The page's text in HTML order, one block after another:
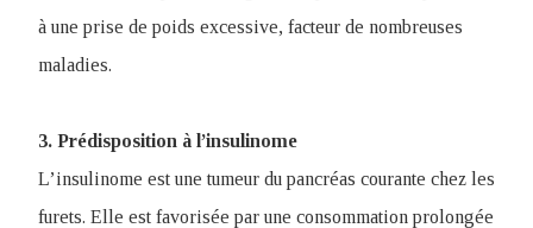
à une prise de poids excessive, facteur de nombreuses
maladies.
3. Prédisposition à l’insulinome
L’insulinome est une tumeur du pancréas courante chez les
furets. Elle est favorisée par une consommation prolongée